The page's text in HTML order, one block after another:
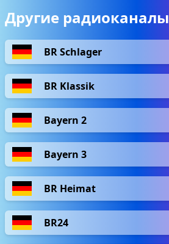
Другие радиоканалы
BR Schlager
BR Klassik
Bayern 2
Bayern 3
BR Heimat
BR24